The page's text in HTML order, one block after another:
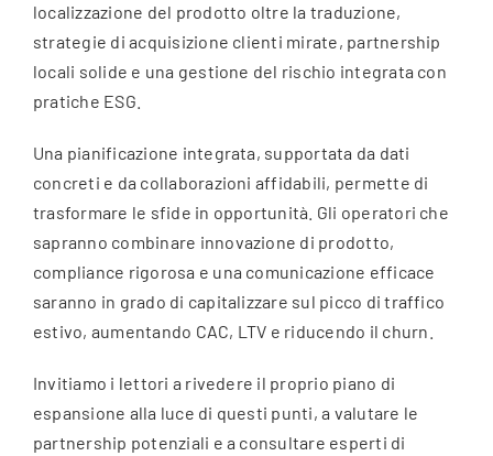
localizzazione del prodotto oltre la traduzione,
strategie di acquisizione clienti mirate, partnership
locali solide e una gestione del rischio integrata con
pratiche ESG.
Una pianificazione integrata, supportata da dati
concreti e da collaborazioni affidabili, permette di
trasformare le sfide in opportunità. Gli operatori che
sapranno combinare innovazione di prodotto,
compliance rigorosa e una comunicazione efficace
saranno in grado di capitalizzare sul picco di traffico
estivo, aumentando CAC, LTV e riducendo il churn.
Invitiamo i lettori a rivedere il proprio piano di
espansione alla luce di questi punti, a valutare le
partnership potenziali e a consultare esperti di